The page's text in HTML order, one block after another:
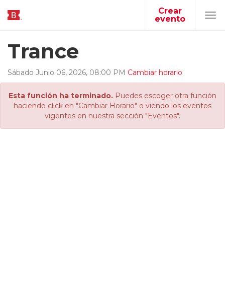
Crear
evento
Trance
Sábado Junio 06, 2026, 08:00 PM Cambiar horario
Esta función ha terminado. Puedes escoger otra función
haciendo click en "Cambiar Horario" o viendo los eventos
vigentes en nuestra sección "Eventos".